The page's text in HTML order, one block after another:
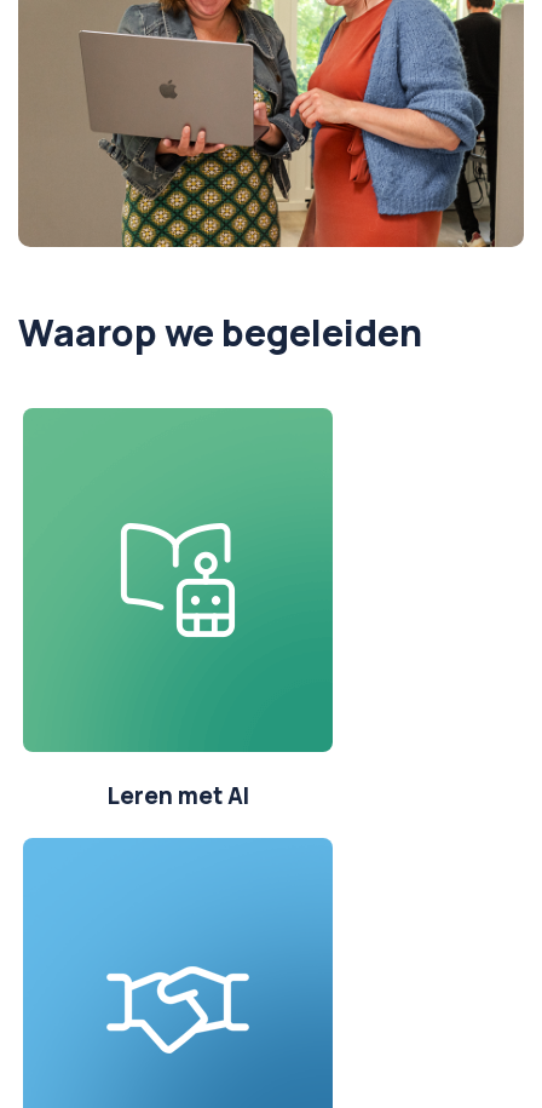
Waarop we begeleiden
Leren met AI